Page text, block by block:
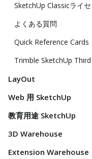
SketchUp Classicライセ
よくある質問
Quick Reference Cards
Trimble SketchUp
LayOut
Web 用 SketchUp
教育用途 SketchUp
3D Warehouse
Extension Warehouse